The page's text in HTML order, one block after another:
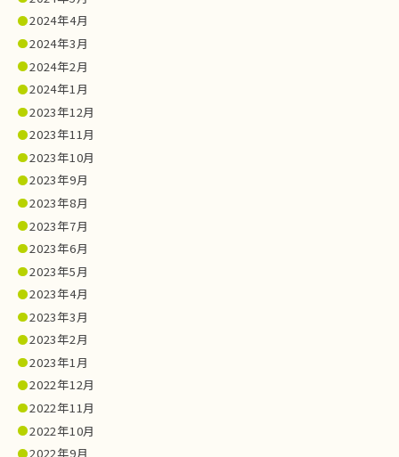
2024年4月
2024年3月
2024年2月
2024年1月
2023年12月
2023年11月
2023年10月
2023年9月
2023年8月
2023年7月
2023年6月
2023年5月
2023年4月
2023年3月
2023年2月
2023年1月
2022年12月
2022年11月
2022年10月
2022年9月